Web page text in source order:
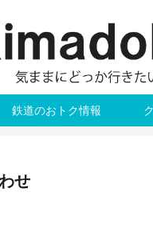
鉄道のおトク情報
せ